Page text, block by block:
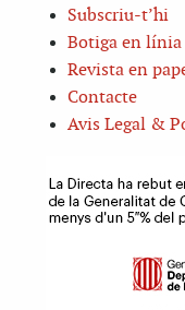
Subscriu-t’hi
Botiga en línia
Revista en
Contacte
Avis Legal &